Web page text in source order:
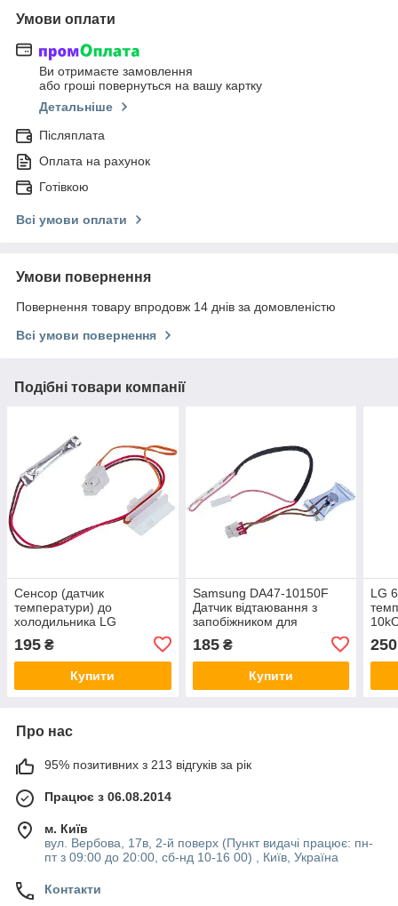
Умови оплати
Ви отримаєте замовлення
або гроші повернуться на вашу картку
Детальніше
Післяплата
Оплата на рахунок
Готівкою
Всі умови оплати
Умови повернення
Повернення товару впродовж 14 днів за домовленістю
Всі умови повернення
Подібні товари компанії
Сенсор (датчик
температури) до
холодильника LG
195 ₴
Купити
Samsung DA47-10150F
Датчик відтаювання з
запобіжником для
185₴
Купити
LG
250
Про нас
95% позитивних з 213 відгуків за рік
Працює з 06.08.2014
м. Київ
вул. Вербова, 17в, 2-й поверх (Пункт видачі працює: пн-
пт з 09:00 до 20:00, сб-нд 10-16 00) , Київ, Україна
Контакти